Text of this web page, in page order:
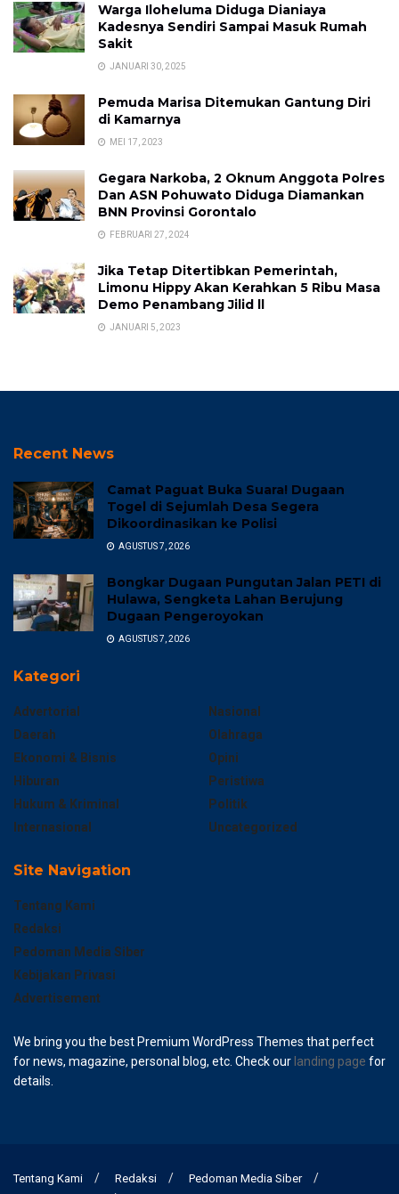
Warga Iloheluma Diduga Dianiaya
Kadesnya Sendiri Sampai Masuk Rumah
Sakit
JANUARI 30, 2025
Pemuda Marisa Ditemukan Gantung Diri
di Kamarnya
MEI 17, 2023
Gegara Narkoba, 2 Oknum Anggota Polres
Dan ASN Pohuwato Diduga Diamankan
BNN Provinsi Gorontalo
FEBRUARI 27, 2024
Jika Tetap Ditertibkan Pemerintah,
Limonu Hippy Akan Kerahkan 5 Ribu Masa
Demo Penambang Jilid ll
JANUARI 5, 2023
Recent News
Camat Paguat Buka Suara! Dugaan
Togel di Sejumlah Desa Segera
Dikoordinasikan ke Polisi
AGUSTUS 7, 2026
Bongkar Dugaan Pungutan Jalan PETI di
Hulawa, Sengketa Lahan Berujung
Dugaan Pengeroyokan
AGUSTUS 7, 2026
Kategori
Advertorial
Daerah
Ekonomi & Bisnis
Hiburan
Hukum & Kriminal
Internasional
Nasional
Olahraga
Opini
Peristiwa
Politik
Uncategorized
Site Navigation
Tentang Kami
Redaksi
Pedoman Media Siber
Kebijakan Privasi
Advertisement
We bring you the best Premium WordPress Themes that perfect
for news, magazine, personal blog, etc. Check our landing page for
details.
Tentang Kami Redaksi
Pedoman Media Siber